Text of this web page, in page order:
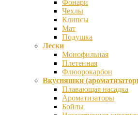
Фонари
Чехлы
Клипсы
Мат
Подушка
Лески
Монофильная
Плетенная
Флюорокарбон
Вкусняшки
Плавающая насадка
Ароматизаторы
Бойлы